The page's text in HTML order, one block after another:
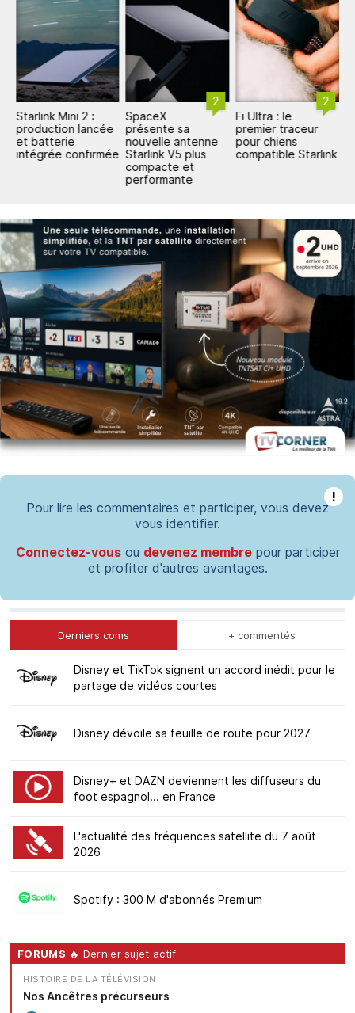
Starlink Mini 2 :
production lancée
et batterie
intégrée confirmée
2
SpaceX
présente sa
nouvelle antenne
Starlink V5 plus
compacte et
performante
2
Fi Ultra : le
premier traceur
pour chiens
compatible Starlink
!
Pour lire les commentaires et participer, vous devez
vous identifier.
Connectez-vousou devenez membrepour participer
et profiter d'autres avantages.
Derniers coms + commentés
Disney et TikTok signent un accord inédit pour le
partage de vidéos courtes
Disney dévoile sa feuille de route pour 2027
Disney+ et DAZN deviennent les diffuseurs du
foot espagnol... en France
L'actualité des fréquences satellite du 7 août
2026
Spotify : 300 M d'abonnés Premium
FORUMS 🔥 Dernier sujet actif
HISTOIRE DE LA TÉLÉVISION
Nos Ancêtres précurseurs